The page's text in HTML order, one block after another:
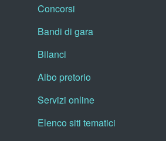
Concorsi
Bandi di gara
Bilanci
Albo pretorio
Servizi online
Elenco siti tematici